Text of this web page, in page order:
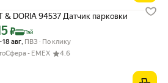
& DORIA 94537 Датчик парковки
картой Яндекс Пэй 3315 ₽ вместо
₽ Пэй
18 авг ПВЗ
По клику
- ЕМЕХ
4.6